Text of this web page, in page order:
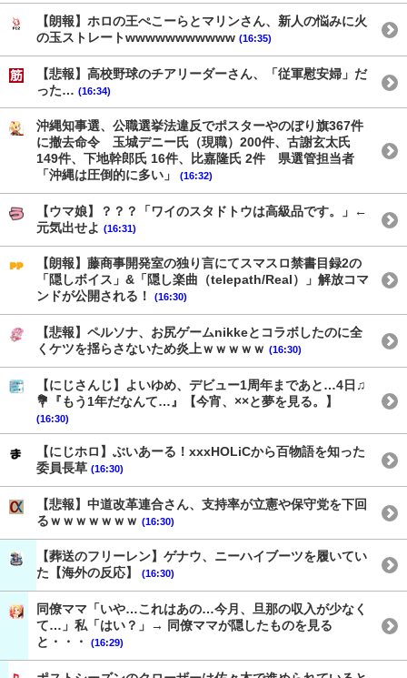
【朗報】ホロの王ぺこーらとマリンさん、新人の悩みに火
の玉ストレートwwwwwwwwwww (16:35)
【悲報】高校野球のチアリーダーさん、「従軍慰安婦」だ
った… (16:34)
沖縄知事選、公職選挙法違反でポスターやのぼり旗367件
に撤去命令 玉城デニー氏（現職）200件、古謝玄太氏
149件、下地幹郎氏 16件、比嘉隆氏 2件 県選管担当者
「沖縄は圧倒的に多い」
(16:32)
【ウマ娘】？？？「ワイのスタドトウは高級品です。」←
元気出せよ (16:31)
【朗報】藤商事開発室の独り言にてスマスロ禁書目録2の
「隠しボイス」&「隠し楽曲（telepath/Real）」解放コマ
ンドが公開される！
(16:30)
【悲報】ペルソナ、お尻ゲームnikkeとコラボしたのに全
くケツを揺らさないため炎上ｗｗｗｗｗ (16:30)
【にじさんじ】よいゆめ、デビュー1周年まであと…4日♫
💐『もう1年だなんて…』【今宵、××と夢を見る。】
(16:30)
【にじホロ】ぶいあーる！xxxHOLiCから百物語を知った
委員長草 (16:30)
【悲報】中道改革連合さん、支持率が立憲や保守党を下回
るｗｗｗｗｗｗｗ (16:30)
【葬送のフリーレン】ゲナウ、ニーハイブーツを履いてい
た【海外の反応】
(16:30)
同僚ママ「いや…これはあの…今月、旦那の収入が少なく
て…」私「はい？」→ 同僚ママが隠したものを見る
と・・・
(16:29)